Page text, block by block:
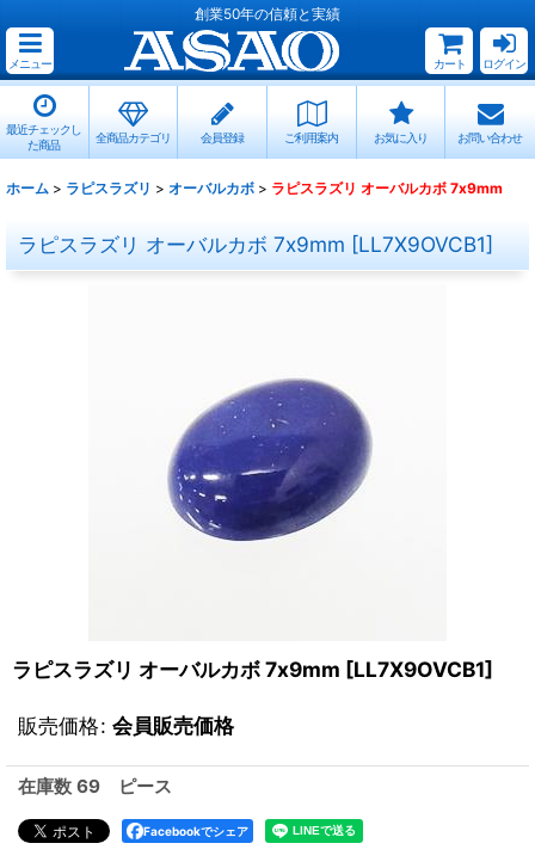
創業50年の信頼と実績
メニュー カート ログイン
最近チェックし
た商品
全商品カテゴリ 会員登録 ご利用案内 お気に入り お問い合わせ
ホーム > ラピスラズリ > オーバルカボ > ラピスラズリ オーバルカボ 7x9mm
ラピスラズリ オーバルカボ 7x9mm [LL7X9OVCB1]
ラピスラズリ オーバルカボ 7x9mm [LL7X9OVCB1]
販売価格: 会員販売価格
在庫数 69 ピース
Facebookでシェア